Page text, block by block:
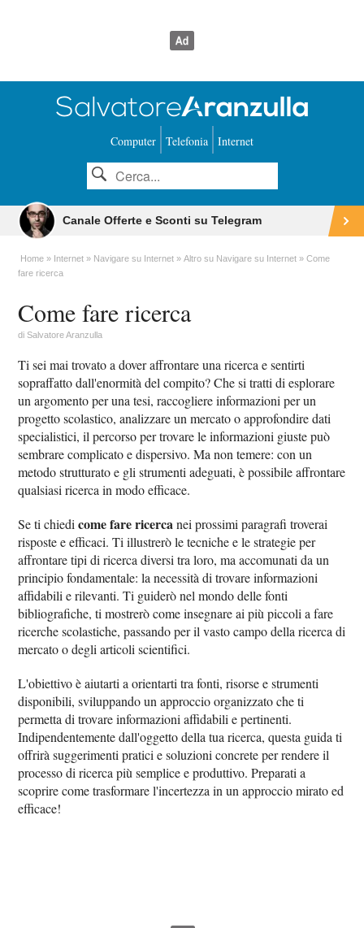
Computer Telefonia Internet
Canale Offerte e Sconti su Telegram
Home Internet Navigare su Internet Altro su Navigare su Internet
Come
fare ricerca
Come fare ricerca
diSalvatore Aranzulla
Ti sei mai trovato a dover affrontare una ricerca e sentirti
sopraffatto dall'enormità del compito? Che si tratti di esplorare
un argomento per una tesi, raccogliere informazioni per un
progetto scolastico, analizzare un mercato o approfondire dati
specialistici, il percorso per trovare le informazioni giuste può
sembrare complicato e dispersivo. Ma non temere: con un
metodo strutturato e gli strumenti adeguati, è possibile affrontare
qualsiasi ricerca in modo efficace.
Se ti chiedicome fare ricercanei prossimi paragrafi troverai
risposte e efficaci. Ti illustrerò le tecniche e le strategie per
affrontare tipi di ricerca diversi tra loro, ma accomunati da un
principio fondamentale: la necessità di trovare informazioni
affidabili e rilevanti. Ti guiderò nel mondo delle fonti
bibliografiche, ti mostrerò come insegnare ai più piccoli a fare
ricerche scolastiche, passando per il vasto campo della ricerca di
mercato o degli articoli scientifici.
L'obiettivo è aiutarti a orientarti tra fonti, risorse e strumenti
disponibili, sviluppando un approccio organizzato che ti
permetta di trovare informazioni affidabili e pertinenti.
Indipendentemente dall'oggetto della tua ricerca, questa guida ti
offrirà suggerimenti pratici e soluzioni concrete per rendere il
processo di ricerca più semplice e produttivo. Preparati a
scoprire come trasformare l'incertezza in un approccio mirato ed
efficace!